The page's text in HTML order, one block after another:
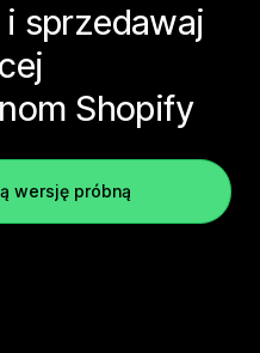
sprzedawaj
Shopify
wersję próbną